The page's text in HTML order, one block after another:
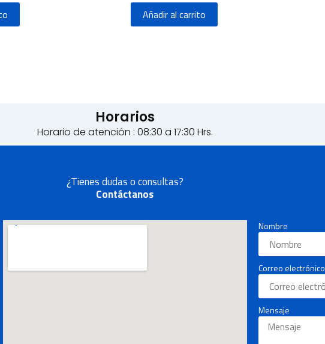
Añadir al carrito
Horarios
Horario de atención : 08:30 a 17:30 Hrs.
¿Tienes dudas o consultas?
Contáctanos
Nombre
Correo electrónico
Mensaje